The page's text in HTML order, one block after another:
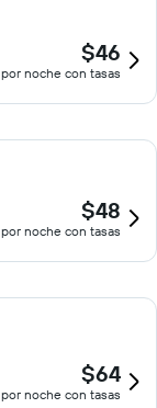
$46
por noche con tasas
$48
por noche con tasas
$64
por noche con tasas